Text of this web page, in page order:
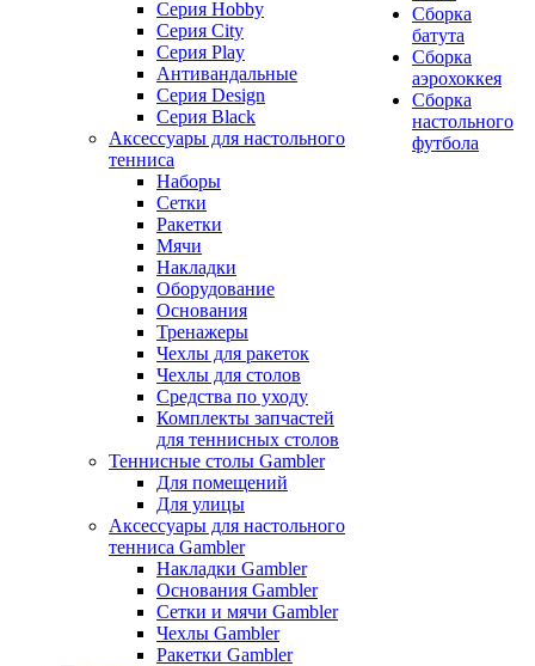
Серия Hobby
Серия City
Серия Play
Антивандальные
Серия Design
Серия Black
Аксессуары для настольного
тенниса
Наборы
Сетки
Ракетки
Мячи
Накладки
Оборудование
Основания
Тренажеры
Чехлы для ракеток
Чехлы для столов
Средства по уходу
Комплекты запчастей
для теннисных столов
Теннисные столы Gambler
Для помещений
Для улицы
Аксессуары для настольного
тенниса Gambler
Накладки Gambler
Основания Gambler
Сетки и мячи Gambler
Чехлы Gambler
Ракетки Gambler
Сборка
батута
Сборка
аэрохоккея
Сборка
настольного
футбола